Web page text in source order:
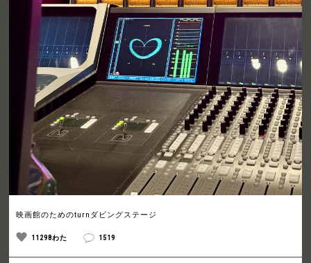
映画館のためのturnダビングステージ
11298わた 1519